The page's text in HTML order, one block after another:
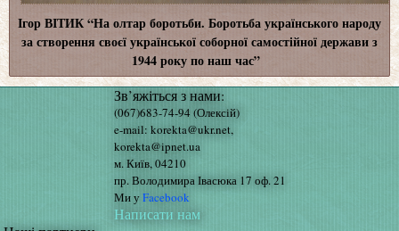
Ігор ВІТИК “На олтар боротьби. Боротьба українського народу
за створення своєї української соборної самостійної держави з
1944 року по наш час”
Зв’яжіться з нами:
(067)683-74-94 (Олексій)
e-mail: korekta@ukr.net,
korekta@ipnet.ua
м. Київ, 04210
пр. Володимира Івасюка 17 оф. 21
Ми уFacebook
Написати нам